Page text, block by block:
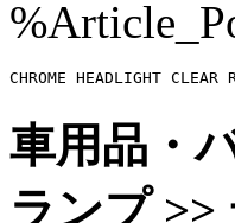
CHROME HEADLIGHT
車用品・
ランプ >>